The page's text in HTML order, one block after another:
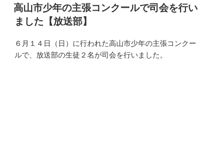
稿
日:
高山市少年の主張コンクールで司会を行い
ました【放送部】
６月１４日（日）に行われた高山市少年の主張コンクー
ルで、放送部の生徒２名が司会を行いました。